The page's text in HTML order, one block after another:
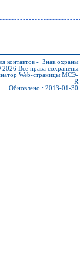
контактов - Знак охраны
2026 Все права сохранены
Web-страницы МСЭ-
R
Обновлено : 2013-01-30